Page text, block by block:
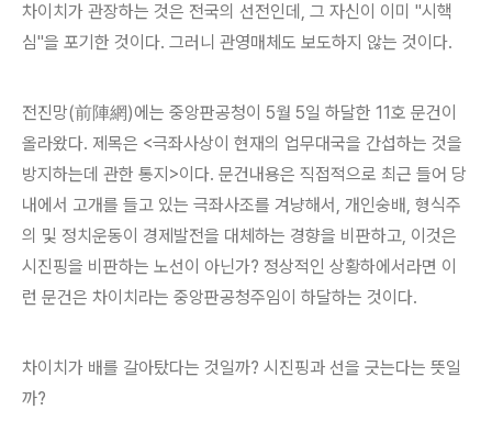
차이치가 관장하는 것은 전국의 선전인데, 그 자신이 이미 "시핵
심"을 포기한 것이다. 그러니 관영매체도 보도하지 않는 것이다.
전진망(前陣網)에는 중앙판공청이 5월 5일 하달한 11호 문건이
올라왔다. 제목은 <극좌사상이 현재의 업무대국을 간섭하는 것을
방지하는데 관한 통지>이다. 문건내용은 직접적으로 최근 들어 당
내에서 고개를 들고 있는 극좌사조를 겨냥해서, 개인숭배, 형식주
의 및 정치운동이 경제발전을 대체하는 경향을 비판하고, 이것은
시진핑을 비판하는 노선이 아닌가? 정상적인 상황하에서라면 이
런 문건은 차이치라는 중앙판공청주임이 하달하는 것이다.
차이치가 배를 갈아탔다는 것일까? 시진핑과 선을 긋는다는 뜻일
까?